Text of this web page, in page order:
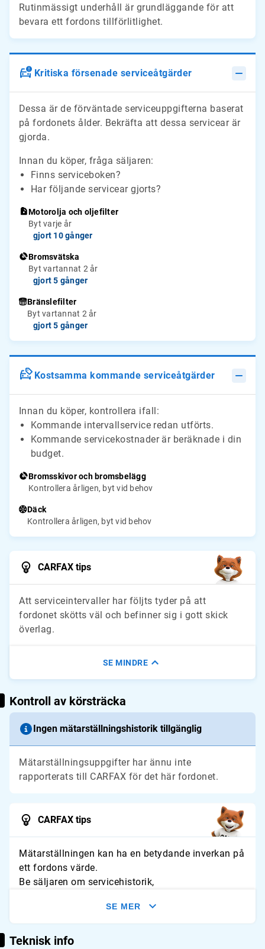
Rutinmässigt underhåll är grundläggande för att
bevara ett fordons tillförlitlighet.
Kritiska försenade serviceåtgärder
Dessa är de förväntade serviceuppgifterna baserat
på fordonets ålder. Bekräfta att dessa servicear är
gjorda.
Innan du köper, fråga säljaren:
Finns serviceboken?
Har följande servicear gjorts?
Motorolja och oljefilter
Byt varje år
gjort 10 gånger
Bromsvätska
Byt vartannat 2 år
gjort 5 gånger
Bränslefilter
Byt vartannat 2 år
gjort 5 gånger
Kostsamma kommande serviceåtgärder
Innan du köper, kontrollera ifall:
Kommande intervallservice redan utförts.
Kommande servicekostnader är beräknade i din
budget.
Bromsskivor och bromsbelägg
Kontrollera årligen, byt vid behov
Däck
Kontrollera årligen, byt vid behov
CARFAX tips
Att serviceintervaller har följts tyder på att
fordonet skötts väl och befinner sig i gott skick
överlag.
SE MINDRE
Kontroll av körsträcka
Ingen mätarställningshistorik tillgänglig
Mätarställningsuppgifter har ännu inte
rapporterats till CARFAX för det här fordonet.
CARFAX tips
Mätarställningen kan ha en betydande inverkan på
ett fordons värde.
Be säljaren om servicehistorik,
som kan hjälpa till att verifiera fordonets
mätarställningshistorik.
SE MER
Teknisk info